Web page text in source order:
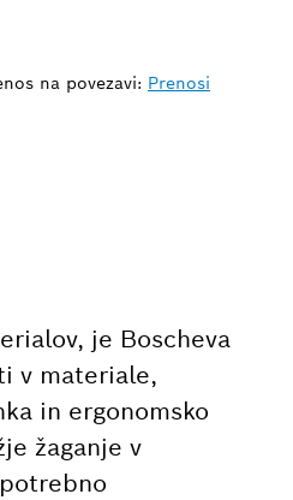
na povezavi: Prenosi
je Boscheva
v materiale,
in ergonomsko
žaganje v